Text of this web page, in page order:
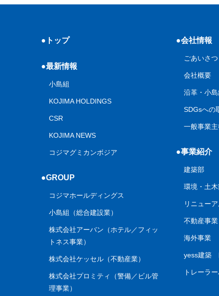
●トップ
●最新情報
小島組
KOJIMA HOLDINGS
CSR
KOJIMA NEWS
コジマグミカンボジア
●GROUP
コジマホールディングス
小島組（総合建設業）
株式会社アーバン（ホテル／フィッ
トネス事業）
株式会社ケッセル（不動産業）
株式会社プロミティ（警備／ビル管
理事業）
●会社情報
ごあいさつ
会社概要
沿革・小
SDGsへの
一般事業
●事業紹介
建築部
環境・土
リニュー
不動産事
海外事業
yess建築
トレーラ